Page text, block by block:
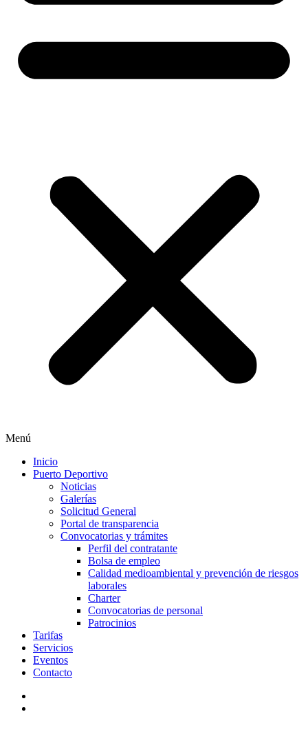
Menú
Inicio
Puerto Deportivo
Noticias
Galerías
Solicitud General
Portal de transparencia
Convocatorias y trámites
Perfil del contratante
Bolsa de empleo
Calidad medioambiental y prevención de riesgos
laborales
Charter
Convocatorias de personal
Patrocinios
Tarifas
Servicios
Eventos
Contacto